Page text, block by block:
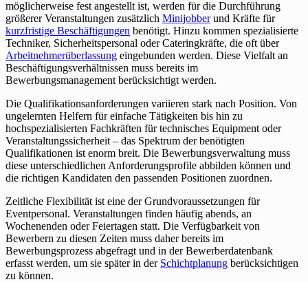
möglicherweise fest angestellt ist, werden für die Durchführung
größerer Veranstaltungen zusätzlich Minijobberund Kräfte für
kurzfristige Beschäftigungen benötigt. Hinzu kommen spezialisierte
Techniker, Sicherheitspersonal oder Cateringkräfte, die oft über
Arbeitnehmerüberlassung eingebunden werden. Diese Vielfalt an
Beschäftigungsverhältnissen muss bereits im
Bewerbungsmanagement berücksichtigt werden.
Die Qualifikationsanforderungen variieren stark nach Position. Von
ungelernten Helfern für einfache Tätigkeiten bis hin zu
hochspezialisierten Fachkräften für technisches Equipment oder
Veranstaltungssicherheit – das Spektrum der benötigten
Qualifikationen ist enorm breit. Die Bewerbungsverwaltung muss
diese unterschiedlichen Anforderungsprofile abbilden können und
die richtigen Kandidaten den passenden Positionen zuordnen.
Zeitliche Flexibilität ist eine der Grundvoraussetzungen für
Eventpersonal. Veranstaltungen finden häufig abends, an
Wochenenden oder Feiertagen statt. Die Verfügbarkeit von
Bewerbern zu diesen Zeiten muss daher bereits im
Bewerbungsprozess abgefragt und in der Bewerberdatenbank
erfasst werden, um sie später in der Schichtplanung berücksichtigen
zu können.